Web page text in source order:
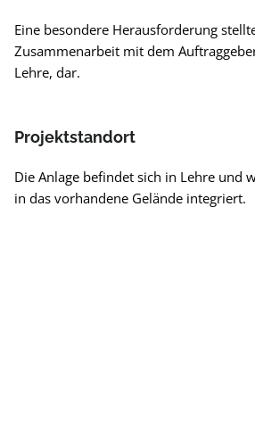
Eine besondere Herausforderung
Zusammenarbeit mit dem
Lehre, dar.
Projektstandort
Die Anlage befindet sich in Lehre und
in das vorhandene Gelände integriert.